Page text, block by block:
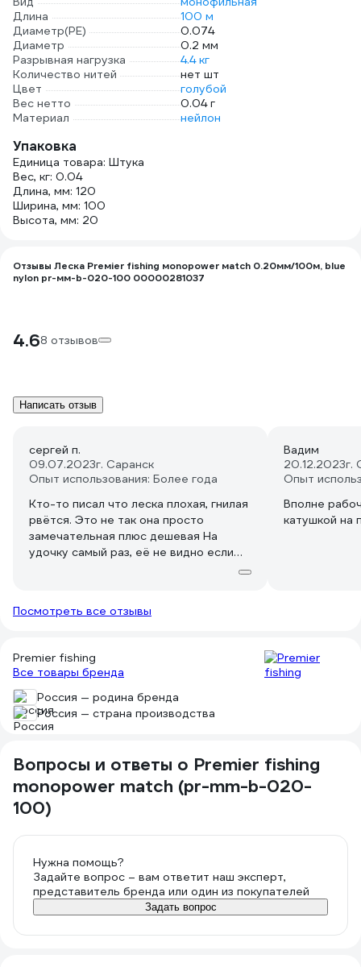
Длина
100 м
Диаметр(PE)
0.074
Диаметр
0.2 мм
Разрывная нагрузка
4.4 кг
Количество нитей
нет шт
Цвет
голубой
Вес нетто
0.04 г
Материал
нейлон
Упаковка
Единица товара: Штука
Вес, кг: 0.04
Длина, мм: 120
Ширина, мм: 100
Высота, мм: 20
Отзывы Леска Preмier fishing мonopower мatch 0.20мм/100м, blue
nylon pr-мм-b-020-100 00000281037
4.68 отзывов
Написать отзыв
сергей п.
09.07.2023г. Саранск
Опыт использования: Более года
Кто-то писал что леска плохая, гнилая
рвётся. Это не так она просто
замечательная плюс дешевая На
удочку самый раз, её не видно если
писали что гнилая ЭТО НЕ ТАК ЛЮДИ.
Вадим
20.12.2023г.
Опыт
Вполне
катушкой на
Посмотреть все отзывы
Premier fishing
Все товары бренда
Россия — родина бренда
Россия — страна производства
Вопросы и ответы о Premier fishing
monopower match (pr-mm-b-020-
100)
Нужна помощь?
Задайте вопрос – вам ответит наш эксперт,
представитель бренда или один из покупателей
Задать вопрос